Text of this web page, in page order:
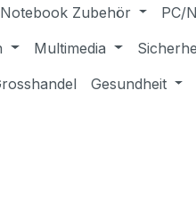
Zubehör PC/
Multimedia
Gesundheit